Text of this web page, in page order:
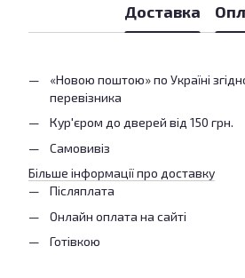
Доставка
«Новою поштою» по Україні
перевізника
Кур'єром до дверей від 150 грн.
Самовивіз
Більше інформації про доставку
Післяплата
Онлайн оплата на сайті
Готівкою